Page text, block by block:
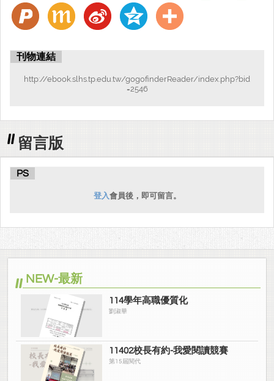
刊物連結
http://ebook.slhs.tp.edu.tw/gogofinderReader/index.php?bid
=2546
留言版
PS
登入會員後，即可留言。
NEW-最新
114學年高職優質化
劉淑華
11402校長有約-我愛閱讀競賽
第15屆閱代